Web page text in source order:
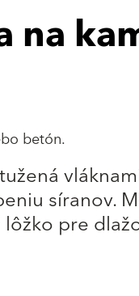
na
betón.
síranov.
pre